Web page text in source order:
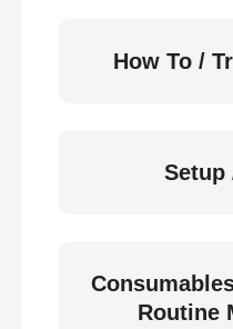
How To /
Setup
Routine